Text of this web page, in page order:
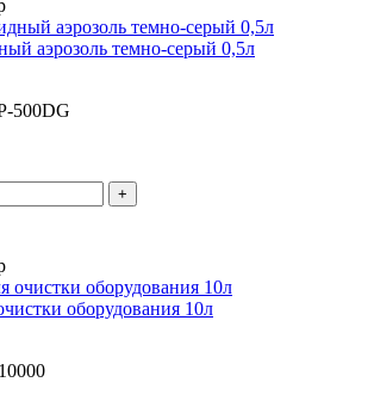
аэрозоль темно-серый 0,5л
500DG
+
оборудования 10л